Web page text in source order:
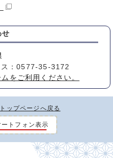
せ
：0577-35-3172
をご利用ください。
トップページへ戻る
ートフォン表示